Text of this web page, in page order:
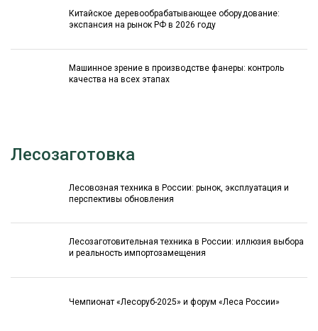
Китайское деревообрабатывающее оборудование:
экспансия на рынок РФ в 2026 году
Машинное зрение в производстве фанеры: контроль
качества на всех этапах
Лесозаготовка
Лесовозная техника в России: рынок, эксплуатация и
перспективы обновления
Лесозаготовительная техника в России: иллюзия выбора
и реальность импортозамещения
Чемпионат «Лесоруб-2025» и форум «Леса России»